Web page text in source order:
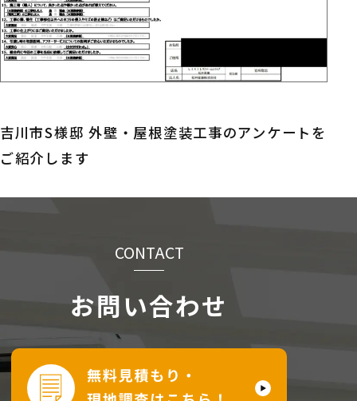
吉川市S様邸 外壁・屋根塗装工事のアンケートを
ご紹介します
CONTACT
お問い合わせ